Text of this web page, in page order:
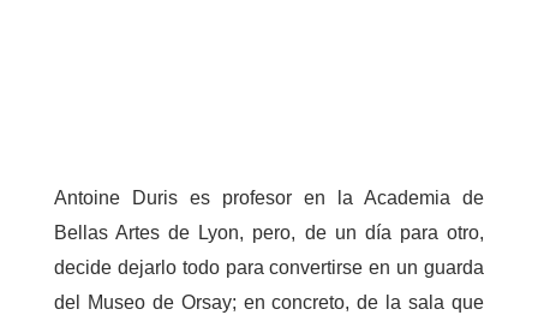
Antoine Duris es profesor en la Academia de
Bellas Artes de Lyon, pero, de un día para otro,
decide dejarlo todo para convertirse en un guarda
del Museo de Orsay; en concreto, de la sala que